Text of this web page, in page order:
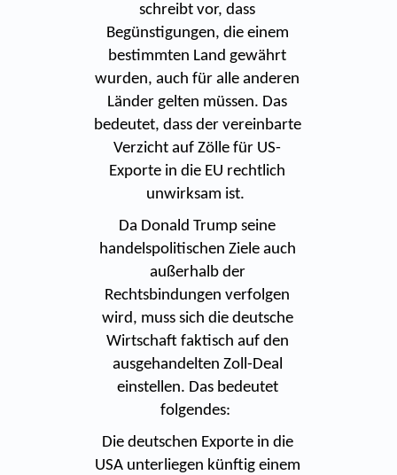
schreibt vor, dass
Begünstigungen, die einem
bestimmten Land gewährt
wurden, auch für alle anderen
Länder gelten müssen. Das
bedeutet, dass der vereinbarte
Verzicht auf Zölle für US-
Exporte in die EU rechtlich
unwirksam ist.
Da Donald Trump seine
handelspolitischen Ziele auch
außerhalb der
Rechtsbindungen verfolgen
wird, muss sich die deutsche
Wirtschaft faktisch auf den
ausgehandelten Zoll-Deal
einstellen. Das bedeutet
folgendes:
Die deutschen Exporte in die
USA unterliegen künftig einem